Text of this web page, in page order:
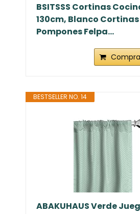
BSITSSS Cortinas
130cm, Blanco
Pompones Felpa...
BESTSELLER NO. 14
ABAKUHAUS Verde